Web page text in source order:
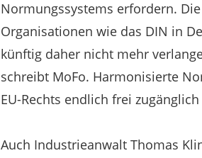
Normungssystems erfordern.
Organisationen wie das DIN in
künftig daher nicht mehr
schreibt MoFo. Harmonisierte
EU-Rechts endlich frei zugänglich
Auch Industrieanwalt Thomas